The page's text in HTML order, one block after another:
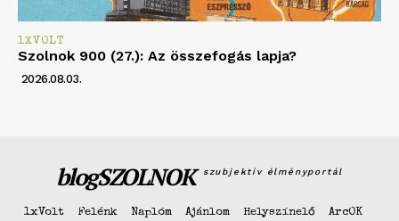
1XVOLT
Szolnok 900 (27.): Az összefogás lapja?
2026.08.03.
blogSZOLNOK szubjektív élményportál
1xVolt Felénk Naplóm Ajánlom Helyszínelő
ArcOK